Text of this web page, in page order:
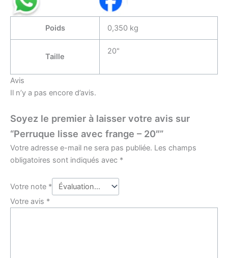
Poids 0,350 kg
Taille
20"
Avis
Il n’y a pas encore d’avis.
Soyez le premier à laisser votre avis sur
“Perruque lisse avec frange – 20″”
Votre adresse e-mail ne sera pas publiée. Les champs
obligatoires sont indiqués avec *
Votre note *
Votre avis *